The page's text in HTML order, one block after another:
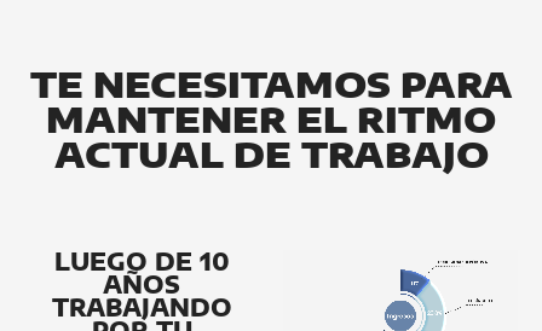
TE NECESITAMOS PARA
MANTENER EL RITMO
ACTUAL DE TRABAJO
LUEGO DE 10
AÑOS
TRABAJANDO